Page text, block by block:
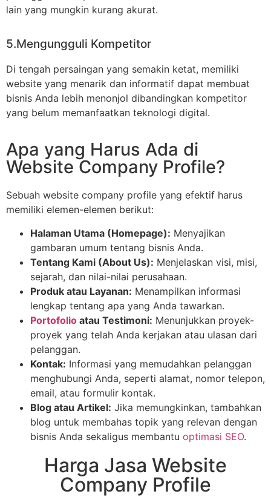
lain yang mungkin kurang akurat.
5.Mengungguli Kompetitor
Di tengah persaingan yang semakin ketat, memiliki
website yang menarik dan informatif dapat membuat
bisnis Anda lebih menonjol dibandingkan kompetitor
yang belum memanfaatkan teknologi digital.
Apa yang Harus Ada di
Website Company Profile?
Sebuah website company profile yang efektif harus
memiliki elemen-elemen berikut:
Halaman Utama (Homepage): Menyajikan
gambaran umum tentang bisnis Anda.
Tentang Kami (About Us): Menjelaskan visi, misi,
sejarah, dan nilai-nilai perusahaan.
Produk atau Layanan: Menampilkan informasi
lengkap tentang apa yang Anda tawarkan.
Portofolio atau Testimoni: Menunjukkan proyek-
proyek yang telah Anda kerjakan atau ulasan dari
pelanggan.
Kontak: Informasi yang memudahkan pelanggan
menghubungi Anda, seperti alamat, nomor telepon,
email, atau formulir kontak.
Blog atau Artikel: Jika memungkinkan, tambahkan
blog untuk membahas topik yang relevan dengan
bisnis Anda sekaligus membantu optimasi SEO.
Harga Jasa Website
Company Profile